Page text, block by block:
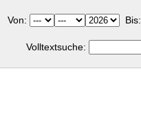
Von: Bis:
Volltextsuche: